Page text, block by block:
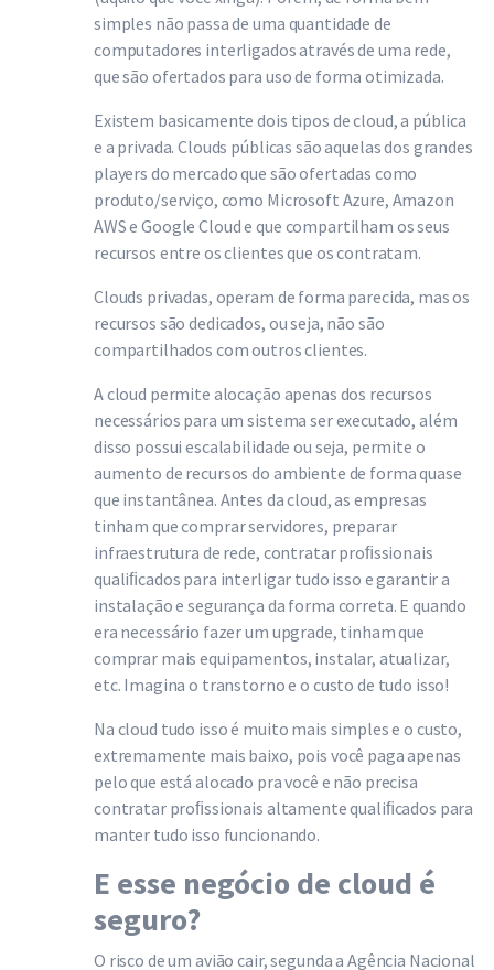
simples não passa de uma quantidade de
computadores interligados através de uma rede,
que são ofertados para uso de forma otimizada.
Existem basicamente dois tipos de cloud, a pública
e a privada. Clouds públicas são aquelas dos grandes
players do mercado que são ofertadas como
produto/serviço, como Microsoft Azure, Amazon
AWS e Google Cloud e que compartilham os seus
recursos entre os clientes que os contratam.
Clouds privadas, operam de forma parecida, mas os
recursos são dedicados, ou seja, não são
compartilhados com outros clientes.
A cloud permite alocação apenas dos recursos
necessários para um sistema ser executado, além
disso possui escalabilidade ou seja, permite o
aumento de recursos do ambiente de forma quase
que instantânea. Antes da cloud, as empresas
tinham que comprar servidores, preparar
infraestrutura de rede, contratar proﬁssionais
qualiﬁcados para interligar tudo isso e garantir a
instalação e segurança da forma correta. E quando
era necessário fazer um upgrade, tinham que
comprar mais equipamentos, instalar, atualizar,
etc. Imagina o transtorno e o custo de tudo isso!
Na cloud tudo isso é muito mais simples e o custo,
extremamente mais baixo, pois você paga apenas
pelo que está alocado pra você e não precisa
contratar proﬁssionais altamente qualiﬁcados para
manter tudo isso funcionando.
E esse negócio de cloud é
seguro?
O risco de um avião cair, segunda a Agência Nacional